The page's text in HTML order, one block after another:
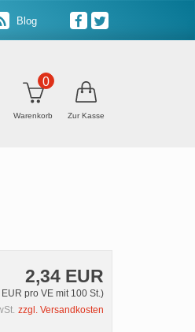
Blog
Warenkorb
0
Zur Kasse
2,34 EUR
pro VE mit 100 St.)
zzgl. Versandkosten